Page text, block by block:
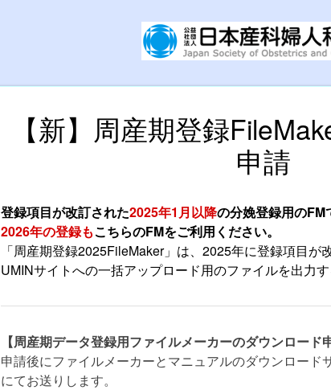
【新】周産期登録
申請
登録項目が改訂された2025年1月以降の分娩登録用のFM
2026年の登録もこちらのFMをご利用ください。
「周産期登録2025FileMaker」は、2025年に登録項目が
UMINサイトへの一括アップロード用のファイルを出力す
【周産期データ登録用ファイルメーカーのダウンロード
申請後にファイルメーカーとマニュアルのダウンロード
にてお送りします。